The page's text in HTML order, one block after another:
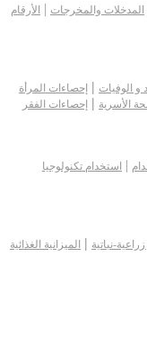
المدخلات والمخرجات |
الأرقام
و الوفيات | إحصاءات المرأة
الأسرية | إحصاءات الفقر
|
استخدام تكنولوجيا
نباتية | الميزانية الغذائية